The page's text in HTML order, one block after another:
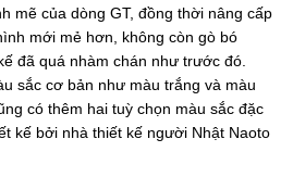
mẽ của dòng GT, đồng thời nâng cấp
mới mẻ hơn, không còn gò bó
đã quá nhàm chán như trước đó.
sắc cơ bản như màu trắng và màu
có thêm hai tuỳ chọn màu sắc đặc
kế bởi nhà thiết kế người Nhật Naoto